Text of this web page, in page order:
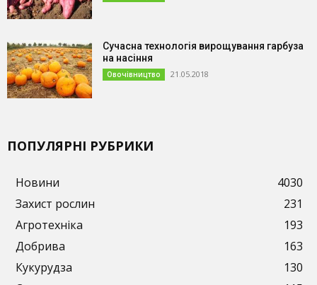
Сучасна технологія вирощування гарбуза
на насіння
Овочівництво 21.05.2018
ПОПУЛЯРНІ РУБРИКИ
Новини
4030
Захист рослин
231
Агротехніка
193
Добрива
163
Кукурудза
130